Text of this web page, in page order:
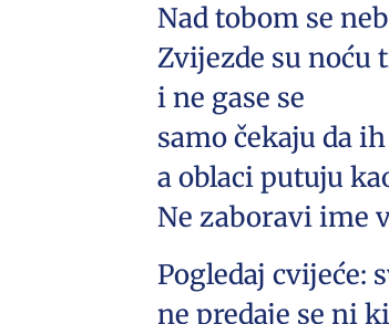
Nad tobom se
Zvijezde su noću
i ne gase se
samo čekaju da
a oblaci putuju
Ne zaboravi ime
Pogledaj cvijeće:
ne predaje se ni